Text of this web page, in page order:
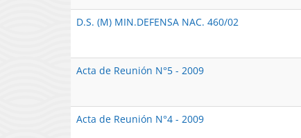
D.S. (M) MIN.DEFENSA NAC. 460/02
Acta de Reunión N°5 - 2009
Acta de Reunión N°4 - 2009